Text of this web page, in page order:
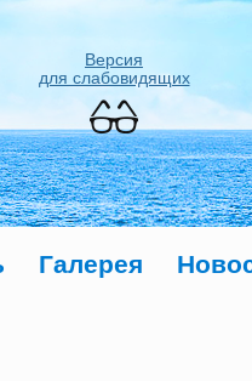
Версия
для слабовидящих
Галерея